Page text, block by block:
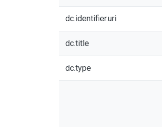
dc.identifier.uri
dc.title
dc.type